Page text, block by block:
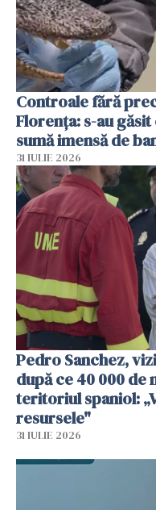
Controale fără
Florența: s-au
sumă imensă de
31 IULIE 2026
Pedro Sanchez,
după ce 40 000 de
teritoriul spaniol:
resursele"
31 IULIE 2026